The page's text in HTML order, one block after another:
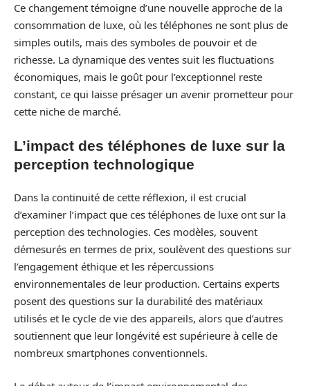
Ce changement témoigne d’une nouvelle approche de la
consommation de luxe, où les téléphones ne sont plus de
simples outils, mais des symboles de pouvoir et de
richesse. La dynamique des ventes suit les fluctuations
économiques, mais le goût pour l’exceptionnel reste
constant, ce qui laisse présager un avenir prometteur pour
cette niche de marché.
L’impact des téléphones de luxe sur la
perception technologique
Dans la continuité de cette réflexion, il est crucial
d’examiner l’impact que ces téléphones de luxe ont sur la
perception des technologies. Ces modèles, souvent
démesurés en termes de prix, soulèvent des questions sur
l’engagement éthique et les répercussions
environnementales de leur production. Certains experts
posent des questions sur la durabilité des matériaux
utilisés et le cycle de vie des appareils, alors que d’autres
soutiennent que leur longévité est supérieure à celle de
nombreux smartphones conventionnels.